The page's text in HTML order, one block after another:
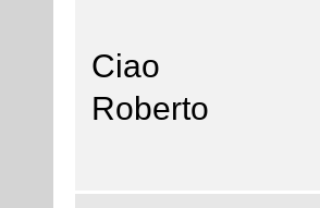
Ciao
Roberto